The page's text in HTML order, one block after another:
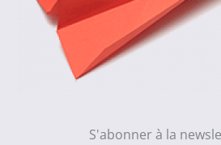
S'abonner à la